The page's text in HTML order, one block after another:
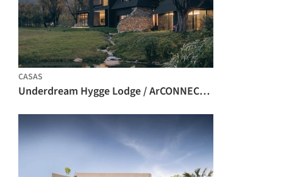
CASAS
Underdream Hygge Lodge / ArCONNECT Architects